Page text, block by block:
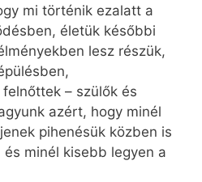
mi történik ezalatt a
életük későbbi
lesz részük,
– szülők és
azért, hogy minél
pihenésük közben is
minél kisebb legyen a